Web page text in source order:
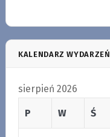
KALENDARZ WYDARZEŃ
sierpień 2026
P W Ś